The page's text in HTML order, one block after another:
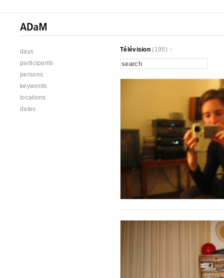
days
participants
persons
keywords
locations
dates
Télévision (195)